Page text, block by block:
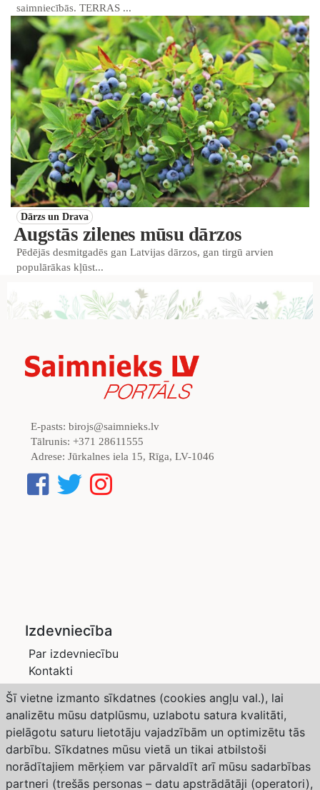
saimniecībās. TERRAS ...
Dārzs un Drava
Augstās zilenes mūsu dārzos
Pēdējās desmitgadēs gan Latvijas dārzos, gan tirgū arvien
populārākas kļūst...
E-pasts: birojs@saimnieks.lv
Tālrunis: +371 28611555
Adrese: Jūrkalnes iela 15, Rīga, LV-1046
Izdevniecība
Par izdevniecību
Kontakti
Privātuma politika
Žurnāli
Saimnieks LV
Dārzs un Drava
Abonēšana
Šī vietne izmanto sīkdatnes (cookies angļu val.), lai
analizētu mūsu datplūsmu, uzlabotu satura kvalitāti,
pielāgotu saturu lietotāju vajadzībām un optimizētu tās
darbību. Sīkdatnes mūsu vietā un tikai atbilstoši
norādītajiem mērķiem var pārvaldīt arī mūsu sadarbības
partneri (trešās personas – datu apstrādātāji (operatori),